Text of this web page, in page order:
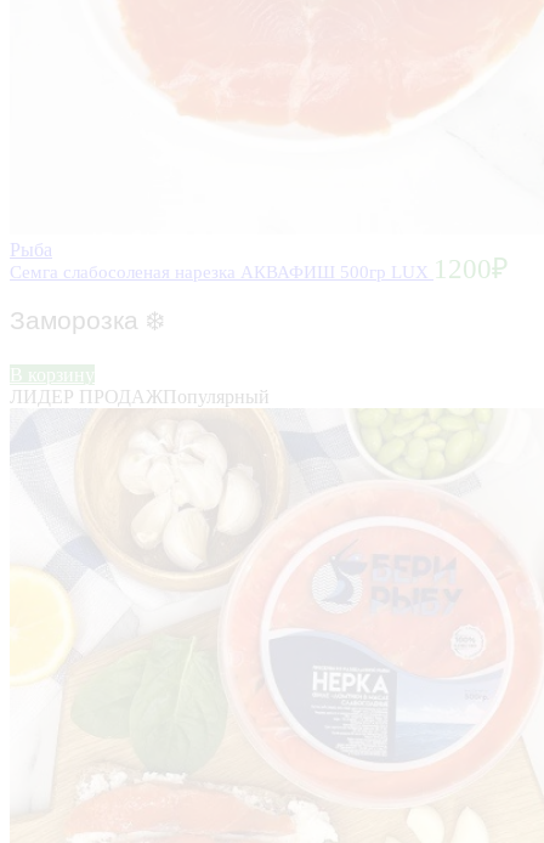
Рыба
Семга слабосоленая нарезка АКВАФИШ 500гр LUX 1200₽
Заморозка ❄️
В корзину
ЛИДЕР ПРОДАЖПопулярный